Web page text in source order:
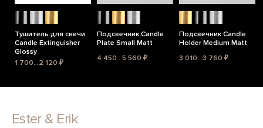
Тушитель для свечи
Candle Extinguisher
Glossy
1 700...2 120 ₽
Подсвечник Candle
Plate Small Matt
4 450...5 560 ₽
Подсвечник Candle
Holder Medium Matt
3 010...3 760 ₽
Ester & Erik